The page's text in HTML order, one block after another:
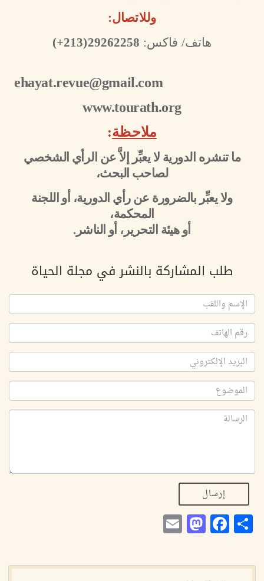
وللاتصال:
هاتف/ فاكس: 29262258(213+)
ehayat.revue@gmail.com
www.tourath.org
ملاحظة:
ما تنشره الدورية لا يعبِّر إلاَّ عن الرأي الشخصي
لصاحب البحث،
ولا يعبِّر بالضرورة عن رأي الدورية، أو اللجنة
المحكمة،
أو هيئة التحرير، أو الناشر.
طلب المشاركة بالنشر في مجلة الحياة
إرسال
Share
Facebook
Mastodon